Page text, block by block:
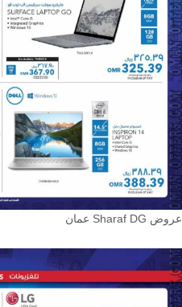
عروض Sharaf DG عمان